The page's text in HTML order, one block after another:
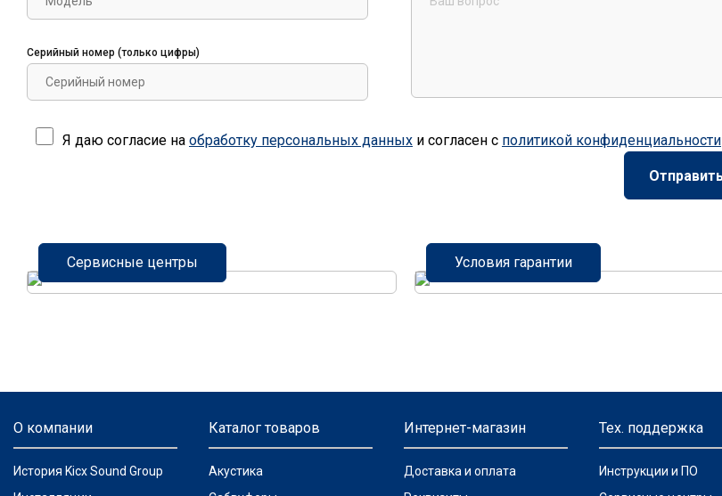
Серийный номер (только цифры)
Я даю согласие на обработку персональных данных и согласен с политикой конфиденциальности
Сервисные центры Условия гарантии
О компании
История Kicx Sound Group
Каталог товаров
Акустика
Интернет-магазин
Доставка и оплата
Тех. поддержка
Инструкции и ПО